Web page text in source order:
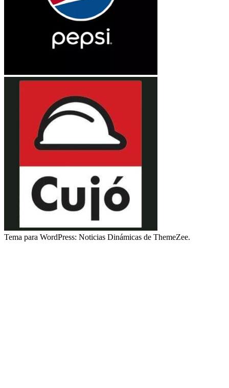
Tema para WordPress: Noticias Dinámicas de ThemeZee.